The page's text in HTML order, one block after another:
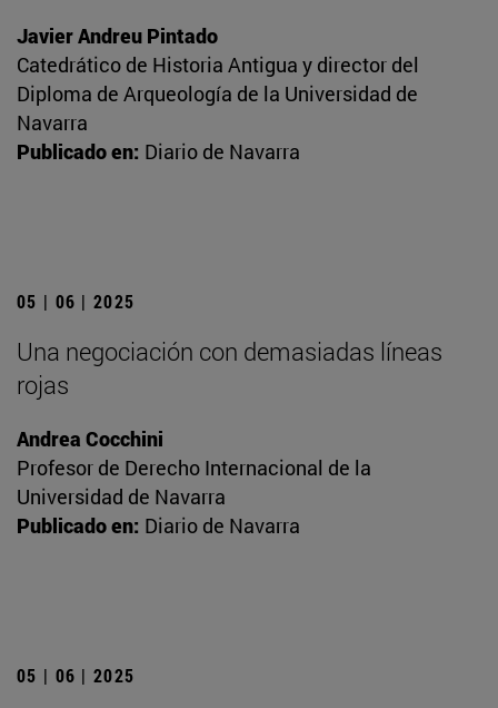
Javier Andreu Pintado
Catedrático de Historia Antigua y director del
Diploma de Arqueología de la Universidad de
Navarra
Publicado en: Diario de Navarra
05 | 06 | 2025
Una negociación con demasiadas líneas
rojas
Andrea Cocchini
Profesor de Derecho Internacional de la
Universidad de Navarra
Publicado en: Diario de Navarra
05 | 06 | 2025